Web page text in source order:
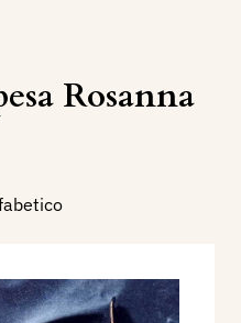
Rosanna